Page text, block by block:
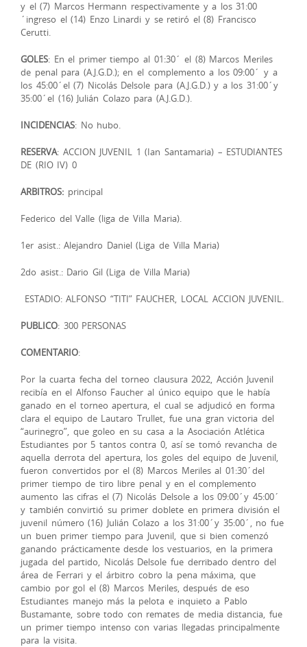
y el (7) Marcos Hermann respectivamente y a los 31:00
´ingreso el (14) Enzo Linardi y se retiró el (8) Francisco
Cerutti.
GOLES: En el primer tiempo al 01:30´ el (8) Marcos Meriles
de penal para (A.J.G.D.); en el complemento a los 09:00´ y a
los 45:00´el (7) Nicolás Delsole para (A.J.G.D.) y a los 31:00´y
35:00´el (16) Julián Colazo para (A.J.G.D.).
INCIDENCIAS: No hubo.
RESERVA: ACCION JUVENIL 1 (Ian Santamaria) – ESTUDIANTES
DE (RIO IV) 0
ARBITROS: principal
Federico del Valle (liga de Villa Maria).
1er asist.: Alejandro Daniel (Liga de Villa Maria)
2do asist.: Dario Gil (Liga de Villa Maria)
ESTADIO: ALFONSO “TITI” FAUCHER, LOCAL ACCION JUVENIL.
PUBLICO: 300 PERSONAS
COMENTARIO:
Por la cuarta fecha del torneo clausura 2022, Acción Juvenil
recibía en el Alfonso Faucher al único equipo que le había
ganado en el torneo apertura, el cual se adjudicó en forma
clara el equipo de Lautaro Trullet, fue una gran victoria del
“aurinegro”, que goleo en su casa a la Asociación Atlética
Estudiantes por 5 tantos contra 0, así se tomó revancha de
aquella derrota del apertura, los goles del equipo de Juvenil,
fueron convertidos por el (8) Marcos Meriles al 01:30´del
primer tiempo de tiro libre penal y en el complemento
aumento las cifras el (7) Nicolás Delsole a los 09:00´y 45:00´
y también convirtió su primer doblete en primera división el
juvenil número (16) Julián Colazo a los 31:00´y 35:00´, no fue
un buen primer tiempo para Juvenil, que si bien comenzó
ganando prácticamente desde los vestuarios, en la primera
jugada del partido, Nicolás Delsole fue derribado dentro del
área de Ferrari y el árbitro cobro la pena máxima, que
cambio por gol el (8) Marcos Meriles, después de eso
Estudiantes manejo más la pelota e inquieto a Pablo
Bustamante, sobre todo con remates de media distancia, fue
un primer tiempo intenso con varias llegadas principalmente
para la visita.